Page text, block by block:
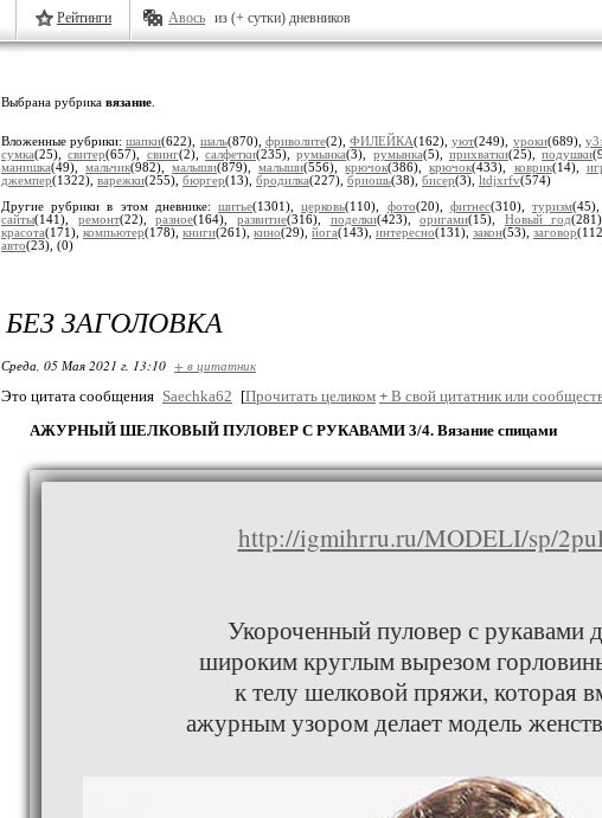
Рейтинги Авось из (+ сутки) дневников
Выбрана рубрика вязание
Вложенные рубрики:шапки(622), шаль(870), фриволите(2),ФИЛЕЙКА(162),уют(249), уроки(689),
сумка(25),свитер(657), свинг(2), салфетки(235),румынка(3), румынка(5), прихватки(25),подушки
манишка(49),мальчик(982),малыши(879),малыши(556),крючок(386),крючок(433), коврик(14),
джемпер(1322), варежки(255), бюргер(13), бродилка(227), бриошь(38), бисер(3), ltdjxrfv(574)
Другие рубрики в этом дневнике:шитье(1301),церковь(110), фото(20), фитнес(310), туризм
сайты(141), ремонт(22),разное(164), развитие(316), поделки(423),оригами(15), Новый год
красота(171), компьютер(178), книги(261), кино(29), йога(143), интересно(131), закон(53), заговор
авто(23), (0)
БЕЗ ЗАГОЛОВКА
Среда, 05 Мая 2021 г. 13:10 + в цитатник
Это цитата сообщения Saechka62 [Прочитать целиком + В свой цитатник или
АЖУРНЫЙ ШЕЛКОВЫЙ ПУЛОВЕР С РУКАВАМИ 3/4. Вязание спицами
http://igmihrru.ru/MODELI/sp/
Укороченный пуловер с рукавами
широким круглым вырезом
к телу шелковой пряжи, которая
ажурным узором делает модель